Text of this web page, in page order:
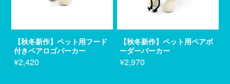
【秋冬新作】ペット用フード
付きペアロゴパーカー
¥2,420
【秋冬新作】ペット用ペアボ
ーダーパーカー
¥2,970